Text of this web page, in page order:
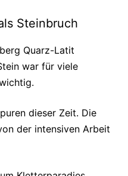
Steinbruch
Quarz-Latit
war für viele
dieser Zeit. Die
der intensiven Arbeit